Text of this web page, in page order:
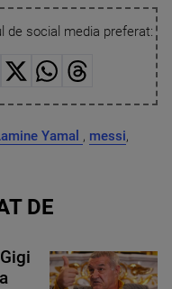
de social media preferat:
Yamal , messi,
DE